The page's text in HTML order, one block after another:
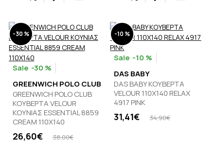
-30 %
-30 %
GREENWICH POLO CLUB
GREENWICH POLO CLUB
ΚΟΥΒΕΡΤΑ VELOUR
ΚΟΥΝΙΑΣ ESSENTIAL 8859
CREAM 110Χ140
38,00€
26,60€
-10 %
-10 %
DAS BABY
DAS BABY ΚΟΥΒΕΡΤΑ
VELOUR 110X140 RELAX
4917 PINK
34,90€
31,41€